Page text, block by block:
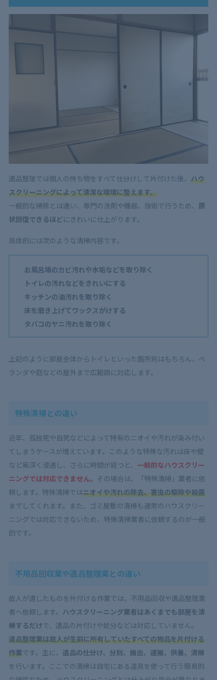
5
遺品整理時にかかるハウスクリーニング費用の目安
6
遺品整理時のハウスクリーニング依頼先の決め方【業
自分が求めるサービスを提供している
遺品整理ではハウスクリーニングが必要！安心して頼
める業者選びを
遺品整理では個人の持ち物をすべて仕分けして片付けた後、 ハウ
スクリーニングによって清潔な環境に整えます。
一般的な掃除とは違い、専門の洗剤や機器、技術で行うため、 原
状回復できるほどにきれいに仕上がります。
具体的には次のような清掃内容です。
お風呂場のカビ汚れや水垢などを取り除く
トイレの汚れなどをきれいにする
キッチンの油汚れを取り除く
床を磨き上げてワックスがけする
タバコのヤニ汚れを取り除く
上記のように部屋全体からトイレといった箇所別はもちろん、ベ
ランダや庭などの屋外まで広範囲に対応します。
特殊清掃との違い
近年、孤独死や自死などによって特有のニオイや汚れが染み付い
てしまうケースが増えています。このような特殊な汚れは床や壁
など奥深く浸透し、さらに時間が経つと、 一般的なハウスクリー
ニングでは対応できません。 その場合は、「特殊清掃」業者に依
頼します。特殊清掃ではニオイや汚れの除去、害虫の駆除や殺菌
までしてくれます。また、ゴミ屋敷の清掃も通常のハウスクリー
ニングでは対応できないため、特殊清掃業者に依頼するのが一般
的です。
不用品回収業や遺品整理業との違い
故人が遺したものを片付ける作業では、不用品回収や遺品整理業
者へ依頼します。 ハウスクリーニング業者はあくまでも部屋を清
掃するだけで、遺品の片付けや処分などは対応していません。
遺品整理業は故人が生前に所有していたすべての物品を片付ける
作業です。主に、 遺品の仕分け、分別、搬出、運搬、供養、清掃
を行います。ここでの清掃は自宅にある道具を使って行う簡易的